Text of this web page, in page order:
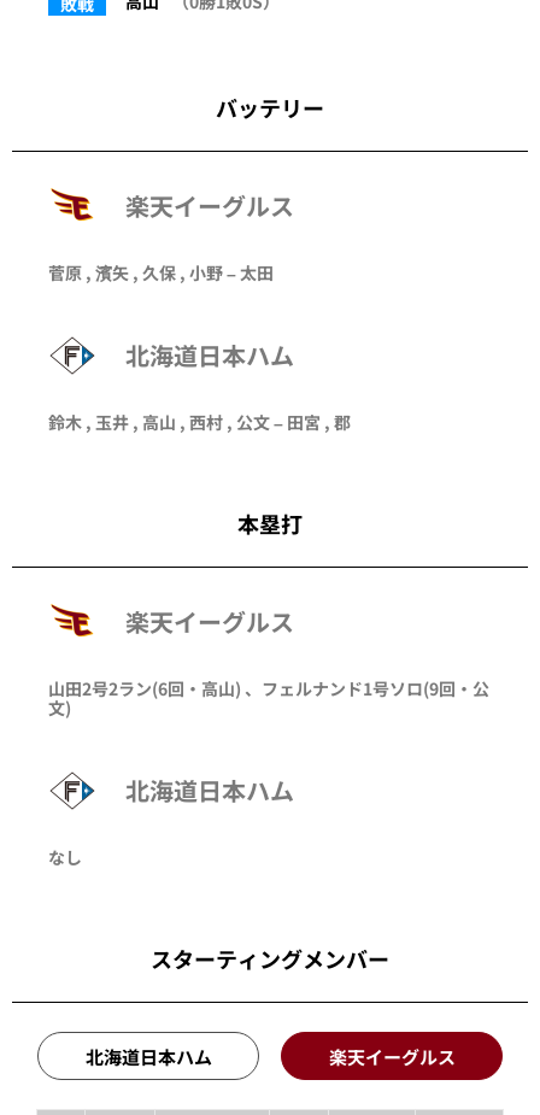
バッテリー
楽天イーグルス
菅原 , 濱矢 , 久保 , 小野–太田
北海道日本ハム
鈴木 , 玉井 , 高山 , 西村 , 公文– 田宮 , 郡
本塁打
楽天イーグルス
山田2号2ラン(6回・ 高山) 、 フェルナンド1号ソロ(9回・ 公
文)
北海道日本ハム
なし
スターティングメンバー
北海道日本ハム 楽天イーグルス